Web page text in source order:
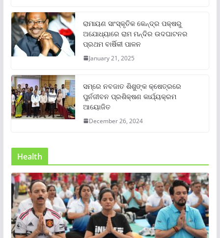
ରାମାୟଣ ସାଂସ୍କୃତିକ କେନ୍ଦ୍ର ପକ୍ଷରୁ
ଅଯୋଧ୍ୟାରେ ରାମ ମନ୍ଦିର ଉଦଘାଟନର
ପ୍ରଥମ ବାର୍ଷିକୀ ପାଳନ
January 21, 2025
ସମ୍‌ରେ ନବଜାତ ଶିଶୁଙ୍କ କ୍ଷେତ୍ରରେ
ପୁର୍ନଜୀବନ ପ୍ରଶିକ୍ଷଣ କାର୍ଯ୍ୟକ୍ରମ
ଆୟୋଜିତ
December 26, 2024
Health